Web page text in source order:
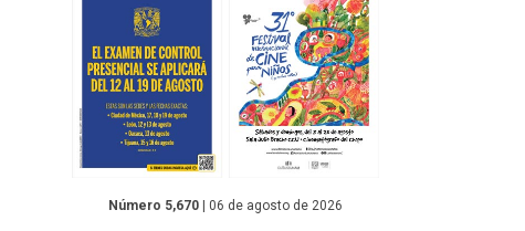
Número 5,670 | 06 de agosto de 2026